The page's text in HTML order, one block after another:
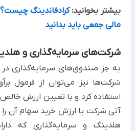
بیشتر بخوانید:کرادفاندینگ
مالی جمعی باید بدانید
شرکت‌های سرمایه‌گذاری و
به جز صندوق‌های سرمایه‌گذاری
شرکت‌ها نیز می‌توان از فرمول
استفاده کرد و با تعیین ارزش خالص
آتی شرکت یا ارزش خرید سهام
هلدینگ و سرمایه‌گذاری که